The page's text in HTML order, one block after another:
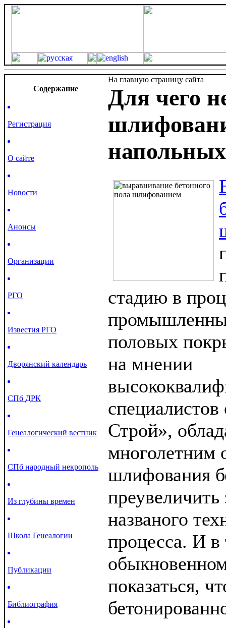
Cодержание
Регистрация
О сайте
Новости
Анонсы
Организации
РГО
Известия РГО
Дворянский календарь
СПб ДРК
Генеалогический вестник
СПб народный некрополь
Из глубины времен
Школа Генеалогии
Публикации
Библиография
На главную страницу сайта
Для чего
стадию в
половых
на мнении
Строй»,
многолетним
шлифования
преувеличить
названого
процесса. И в
показаться,